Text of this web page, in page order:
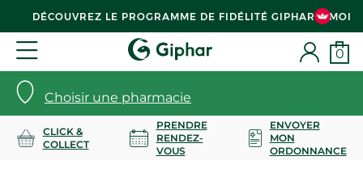
DÉCOUVREZ LE PROGRAMME DE FIDÉLITÉ GIPHAR & MOI
Choisir une pharmacie
0
CLICK &
COLLECT
PRENDRE
RENDEZ-
VOUS
ENVOYER
MON
ORDONNANCE